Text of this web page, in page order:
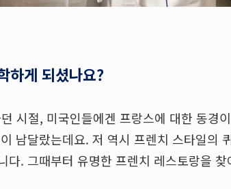
하게 되셨나요?
시절, 미국인들에겐 프랑스에 대한 동경
남달랐는데요. 저 역시 프렌치 스타일의
다. 그때부터 유명한 프렌치 레스토랑을